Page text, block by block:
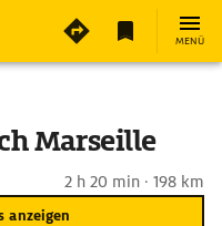
MENÜ
Marseille
2 h 20 min · 198 km
anzeigen